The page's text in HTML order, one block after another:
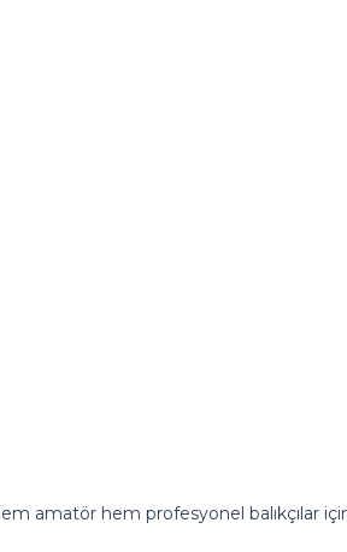
amatör hem profesyonel balıkçılar